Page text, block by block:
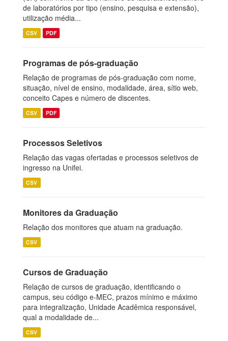
de laboratórios por tipo (ensino, pesquisa e extensão),
utilização média...
CSV PDF
Programas de pós-graduação
Relação de programas de pós-graduação com nome,
situação, nível de ensino, modalidade, área, sítio web,
conceito Capes e número de discentes.
CSV PDF
Processos Seletivos
Relação das vagas ofertadas e processos seletivos de
ingresso na Unifei.
CSV
Monitores da Graduação
Relação dos monitores que atuam na graduação.
CSV
Cursos de Graduação
Relação de cursos de graduação, identificando o
campus, seu código e-MEC, prazos mínimo e máximo
para integralização, Unidade Acadêmica responsável,
qual a modalidade de...
CSV